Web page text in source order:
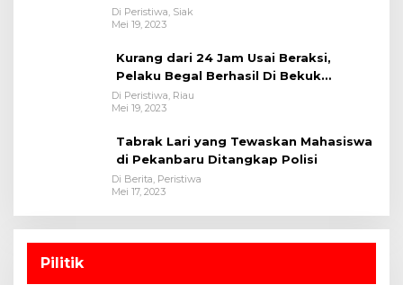
Polsek Tualang-Polres Siak-Polda Riau
Di Peristiwa, Siak
Mei 19, 2023
Kurang dari 24 Jam Usai Beraksi,
Pelaku Begal Berhasil Di Bekuk
Satreskrim Polres Kuansing
Di Peristiwa, Riau
Mei 19, 2023
Tabrak Lari yang Tewaskan Mahasiswa
di Pekanbaru Ditangkap Polisi
Di Berita, Peristiwa
Mei 17, 2023
Pilitik